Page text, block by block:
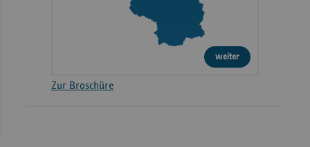
weiter
Zur Broschüre